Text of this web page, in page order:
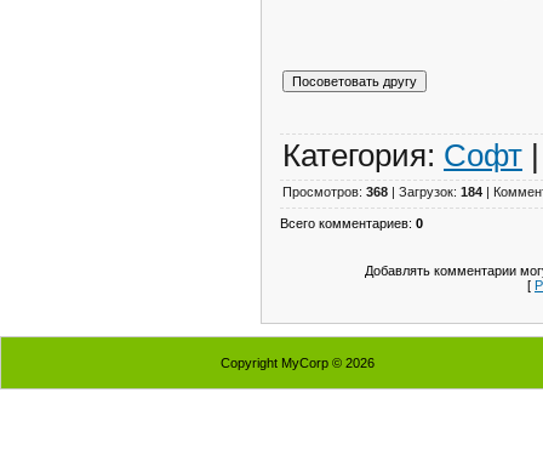
Категория: Софт
Просмотров: 368 | Загрузок: 184 |
Всего комментариев: 0
Добавлять комментарии
[
Copyright MyCorp © 2026